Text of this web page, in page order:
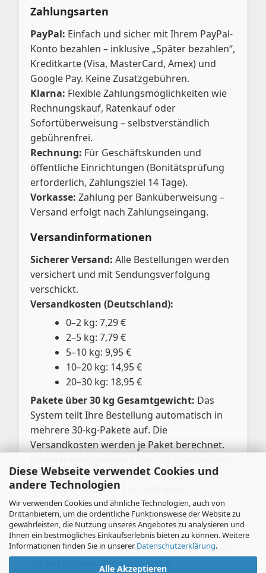
Diese Webseite verwendet Cookies und
andere Technologien
Wir verwenden Cookies und ähnliche Technologien, auch von
Drittanbietern, um die ordentliche Funktionsweise der Website zu
gewährleisten, die Nutzung unseres Angebotes zu analysieren und
Ihnen ein bestmögliches Einkaufserlebnis bieten zu können. Weitere
Informationen finden Sie in unserer Datenschutzerklärung.
Alle Akzeptieren
Zahlungsarten
PayPal: Einfach und sicher mit Ihrem PayPal-
Konto bezahlen – inklusive „Später bezahlen“,
Kreditkarte (Visa, MasterCard, Amex) und
Google Pay. Keine Zusatzgebühren.
Klarna: Flexible Zahlungsmöglichkeiten wie
Rechnungskauf, Ratenkauf oder
Sofortüberweisung – selbstverständlich
gebührenfrei.
Rechnung: Für Geschäftskunden und
öffentliche Einrichtungen (Bonitätsprüfung
erforderlich, Zahlungsziel 14 Tage).
Vorkasse: Zahlung per Banküberweisung –
Versand erfolgt nach Zahlungseingang.
Versandinformationen
Sicherer Versand: Alle Bestellungen werden
versichert und mit Sendungsverfolgung
verschickt.
Versandkosten (Deutschland):
0–2 kg: 7,29 €
2–5 kg: 7,79 €
5–10 kg: 9,95 €
10–20 kg: 14,95 €
20–30 kg: 18,95 €
Pakete über 30 kg Gesamtgewicht: Das
System teilt Ihre Bestellung automatisch in
mehrere 30-kg-Pakete auf. Die
Versandkosten werden je Paket berechnet.
berechnen wir eine Bearbeitungspauschale
von 3,00 €. Ab 20,01 € entfällt diese
automatisch.
EU- & internationale Lieferungen:Der
Versand erfolgt per UPS oder GLS. Die
Kosten variieren je nach Land. Details finden
Sie auf unserer Seite Versand &